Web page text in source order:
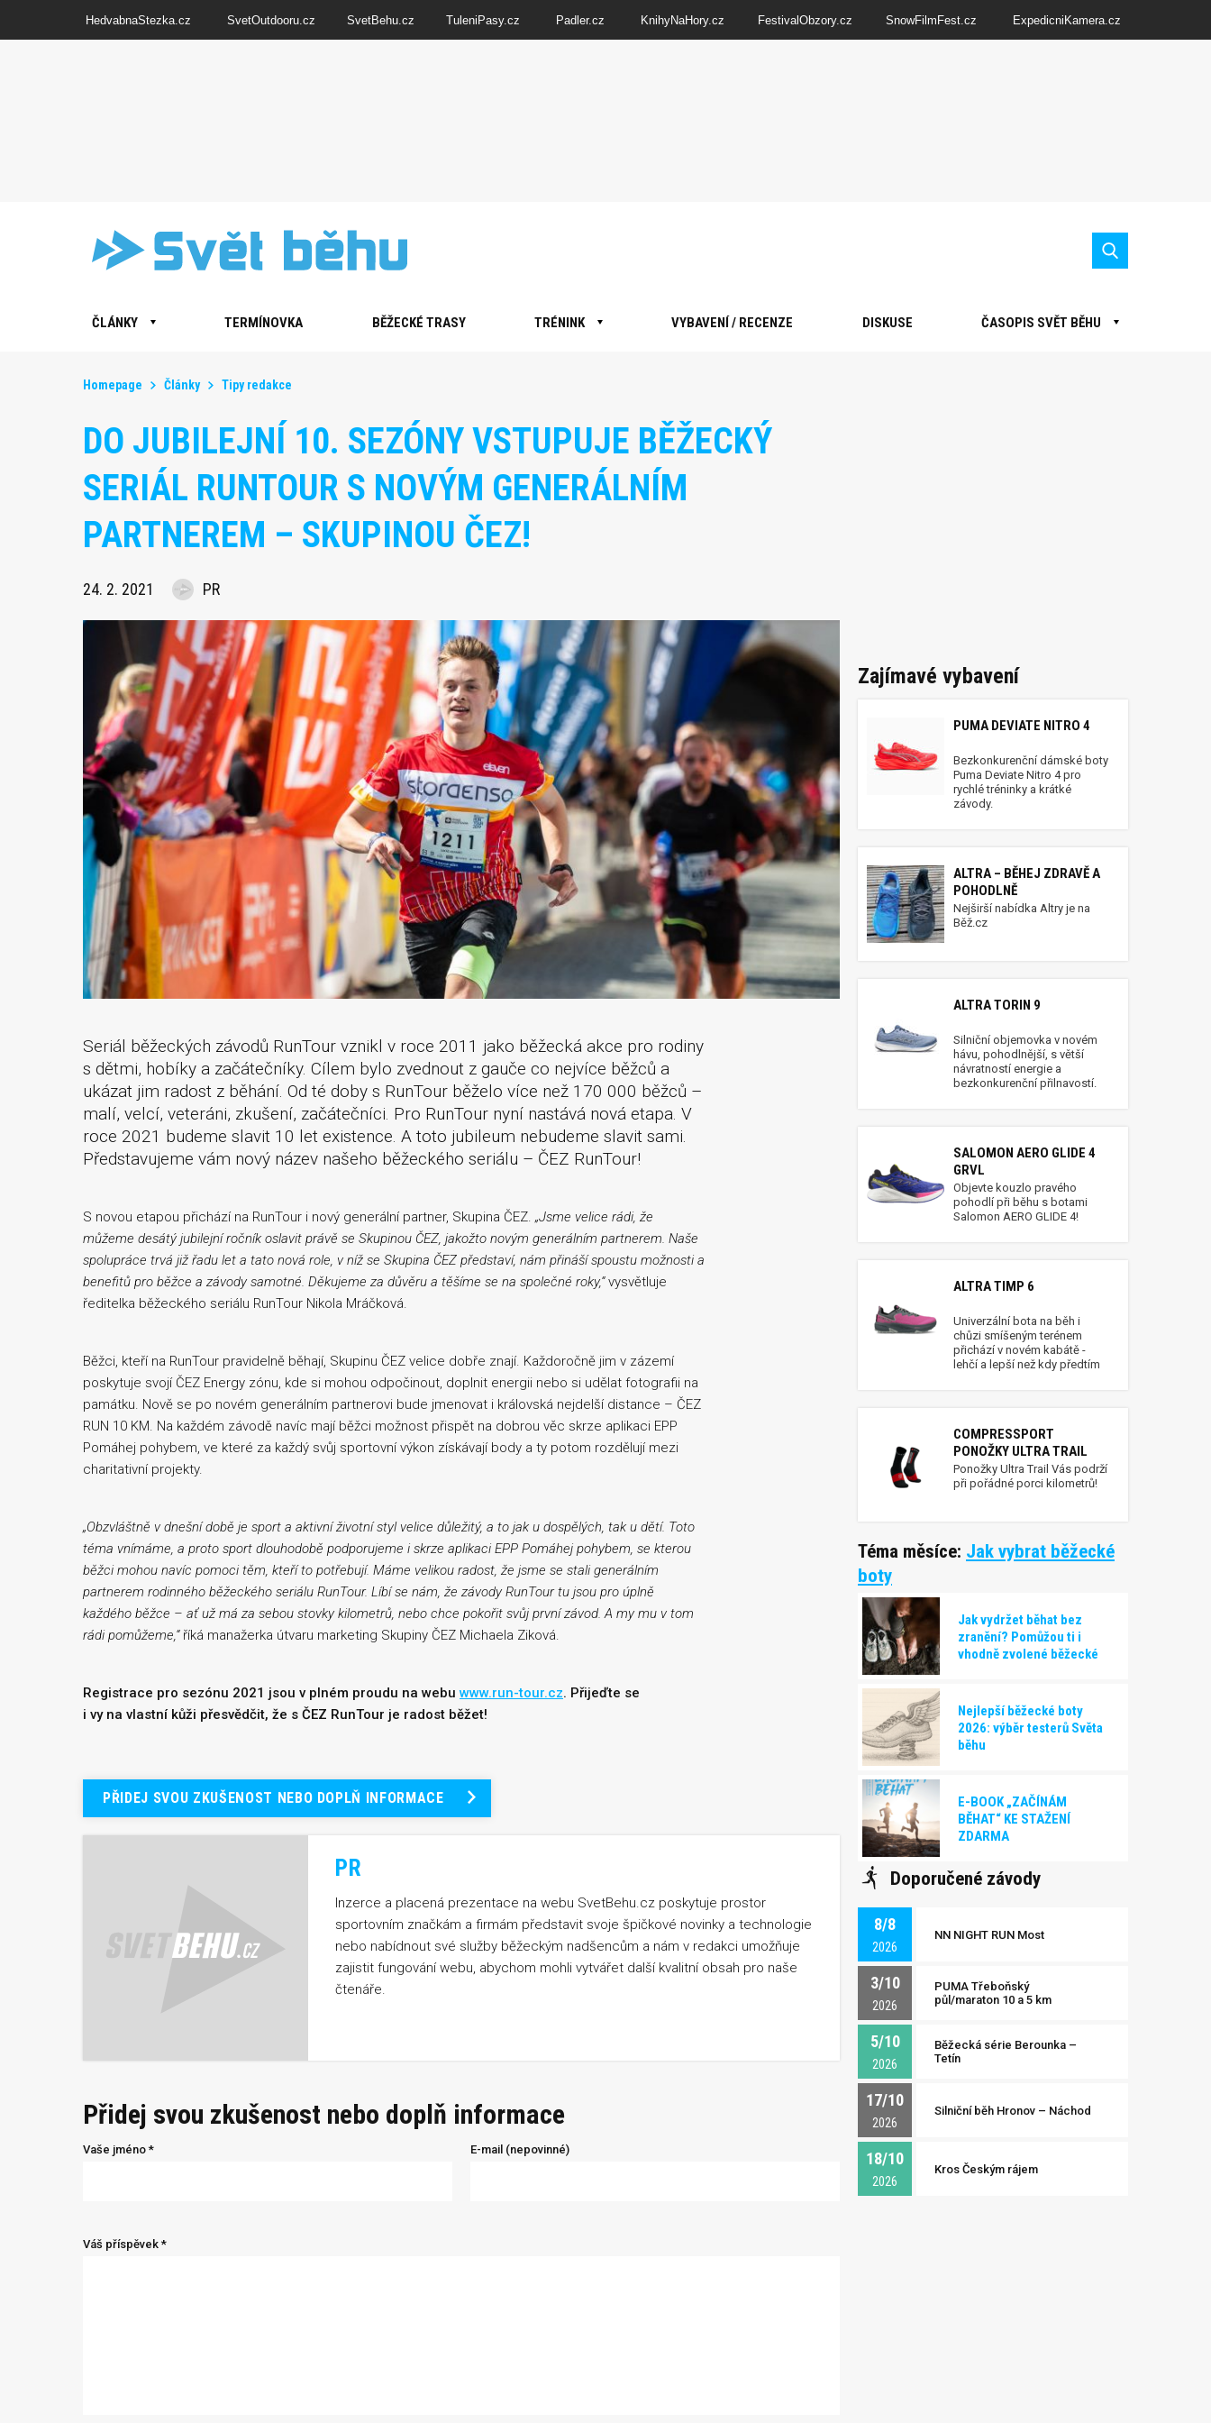
HedvabnaStezka.cz SvetOutdooru.cz SvetBehu.cz TuleniPasy.cz Padler.cz KnihyNaHory.cz FestivalObzory.cz SnowFilmFest.cz ExpedicniKamera.cz
ČLÁNKY TERMÍNOVKA BĚŽECKÉ TRASY TRÉNINK VYBAVENÍ / RECENZE DISKUSE ČASOPIS SVĚT BĚHU
Homepage Články Tipy redakce
DO JUBILEJNÍ 10. SEZÓNY VSTUPUJE BĚŽECKÝ
SERIÁL RUNTOUR S NOVÝM GENERÁLNÍM
PARTNEREM – SKUPINOU ČEZ!
24. 2. 2021 PR
Seriál běžeckých závodů RunTour vznikl v roce 2011 jako běžecká akce pro rodiny
s dětmi, hobíky a začátečníky. Cílem bylo zvednout z gauče co nejvíce běžců a
ukázat jim radost z běhání. Od té doby s RunTour běželo více než 170 000 běžců –
malí, velcí, veteráni, zkušení, začátečníci. Pro RunTour nyní nastává nová etapa. V
roce 2021 budeme slavit 10 let existence. A toto jubileum nebudeme slavit sami.
Představujeme vám nový název našeho běžeckého seriálu – ČEZ RunTour!
S novou etapou přichází na RunTour i nový generální partner, Skupina ČEZ. „Jsme velice rádi, že
můžeme desátý jubilejní ročník oslavit právě se Skupinou ČEZ, jakožto novým generálním partnerem. Naše
spolupráce trvá již řadu let a tato nová role, v níž se Skupina ČEZ představí, nám přináší spoustu možnosti a
benefitů pro běžce a závody samotné. Děkujeme za důvěru a těšíme se na společné roky,“vysvětluje
ředitelka běžeckého seriálu RunTour Nikola Mráčková.
Běžci, kteří na RunTour pravidelně běhají, Skupinu ČEZ velice dobře znají. Každoročně jim v zázemí
poskytuje svojí ČEZ Energy zónu, kde si mohou odpočinout, doplnit energii nebo si udělat fotografii na
památku. Nově se po novém generálním partnerovi bude jmenovat i královská nejdelší distance – ČEZ
RUN 10 KM. Na každém závodě navíc mají běžci možnost přispět na dobrou věc skrze aplikaci EPP
Pomáhej pohybem, ve které za každý svůj sportovní výkon získávají body a ty potom rozdělují mezi
charitativní projekty.
„Obzvláštně v dnešní době je sport a aktivní životní styl velice důležitý, a to jak u dospělých, tak u dětí. Toto
téma vnímáme, a proto sport dlouhodobě podporujeme i skrze aplikaci EPP Pomáhej pohybem, se kterou
běžci mohou navíc pomoci těm, kteří to potřebují. Máme velikou radost, že jsme se stali generálním
partnerem rodinného běžeckého seriálu RunTour. Líbí se nám, že závody RunTour tu jsou pro úplně
každého běžce – ať už má za sebou stovky kilometrů, nebo chce pokořit svůj první závod. A my mu v tom
rádi pomůžeme,“říká manažerka útvaru marketing Skupiny ČEZ Michaela Ziková.
Registrace pro sezónu 2021 jsou v plném proudu na webu www.run-tour.cz. Přijeďte se
i vy na vlastní kůži přesvědčit, že s ČEZ RunTour je radost běžet!
PŘIDEJ SVOU ZKUŠENOST NEBO DOPLŇ INFORMACE
PR
Inzerce a placená prezentace na webu SvetBehu.cz poskytuje prostor
sportovním značkám a firmám představit svoje špičkové novinky a technologie
nebo nabídnout své služby běžeckým nadšencům a nám v redakci umožňuje
zajistit fungování webu, abychom mohli vytvářet další kvalitní obsah pro naše
čtenáře.
Přidej svou zkušenost nebo doplň informace
Vaše jméno * E-mail (nepovinné)
Váš příspěvek *
Zajímavé vybavení
PUMA DEVIATE NITRO 4
Bezkonkurenční dámské boty
Puma Deviate Nitro 4 pro
rychlé tréninky a krátké
závody.
ALTRA – BĚHEJ ZDRAVĚ A
POHODLNĚ
Nejširší nabídka Altry je na
Běž.cz
ALTRA TORIN 9
Silniční objemovka v novém
hávu, pohodlnější, s větší
návratností energie a
bezkonkurenční přilnavostí.
SALOMON AERO GLIDE 4
GRVL
Objevte kouzlo pravého
pohodlí při běhu s botami
Salomon AERO GLIDE 4!
ALTRA TIMP 6
Univerzální bota na běh i
chůzi smíšeným terénem
přichází v novém kabátě -
lehčí a lepší než kdy předtím
COMPRESSPORT
PONOŽKY ULTRA TRAIL
Ponožky Ultra Trail Vás podrží
při pořádné porci kilometrů!
Téma měsíce: Jak vybrat běžecké
boty
Jak vydržet běhat bez
zranění? Pomůžou ti i
vhodně zvolené běžecké
Nejlepší běžecké boty
2026: výběr testerů Světa
běhu
E-BOOK „ZAČÍNÁM
BĚHAT“ KE STAŽENÍ
ZDARMA
Doporučené závody
8/8
2026
NN NIGHT RUN Most
3/10
2026
PUMA Třeboňský
půl/maraton 10 a 5 km
5/10
2026
Běžecká série Berounka –
Tetín
17/10
2026
Silniční běh Hronov – Náchod
18/10
2026
Kros Českým rájem